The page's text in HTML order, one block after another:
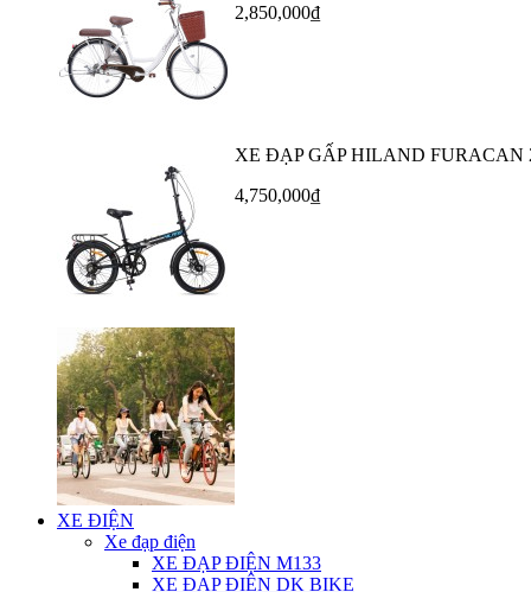
2,850,000₫
XE ĐẠP GẤP HILAND FURACAN
4,750,000₫
XE ĐIỆN
Xe đạp điện
XE ĐẠP ĐIỆN M133
XE ĐẠP ĐIỆN DK BIKE